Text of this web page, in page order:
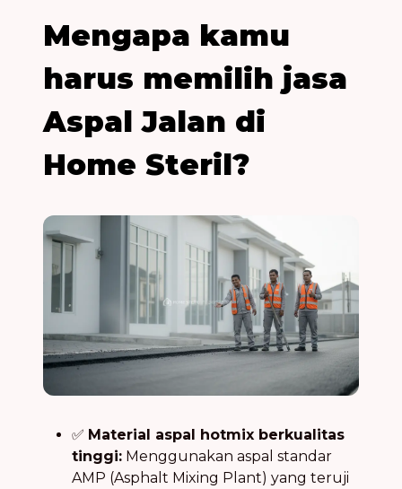
Mengapa kamu
harus memilih jasa
Aspal Jalan di
Home Steril?
✅ Material aspal hotmix berkualitas
tinggi: Menggunakan aspal standar
AMP (Asphalt Mixing Plant) yang teruji